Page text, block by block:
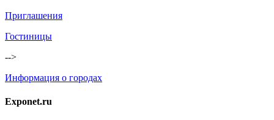
Приглашения
Гостиницы
-->
Информация о городах
Exponet.ru